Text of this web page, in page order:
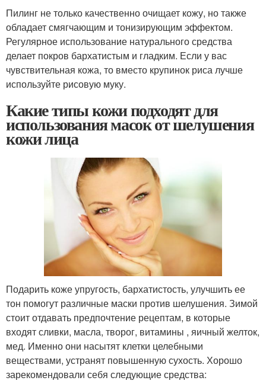
Пилинг не только качественно очищает кожу, но также
обладает смягчающим и тонизирующим эффектом.
Регулярное использование натурального средства
делает покров бархатистым и гладким. Если у вас
чувствительная кожа, то вместо крупинок риса лучше
используйте рисовую муку.
Какие типы кожи подходят для
использования масок от шелушения
кожи лица
Подарить коже упругость, бархатистость, улучшить ее
тон помогут различные маски против шелушения. Зимой
стоит отдавать предпочтение рецептам, в которые
входят сливки, масла, творог, витамины , яичный желток,
мед. Именно они насытят клетки целебными
веществами, устранят повышенную сухость. Хорошо
зарекомендовали себя следующие средства: